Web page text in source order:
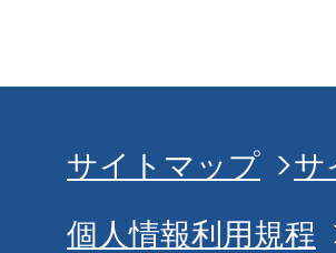
サイトマップ
サ
個人情報利用規程